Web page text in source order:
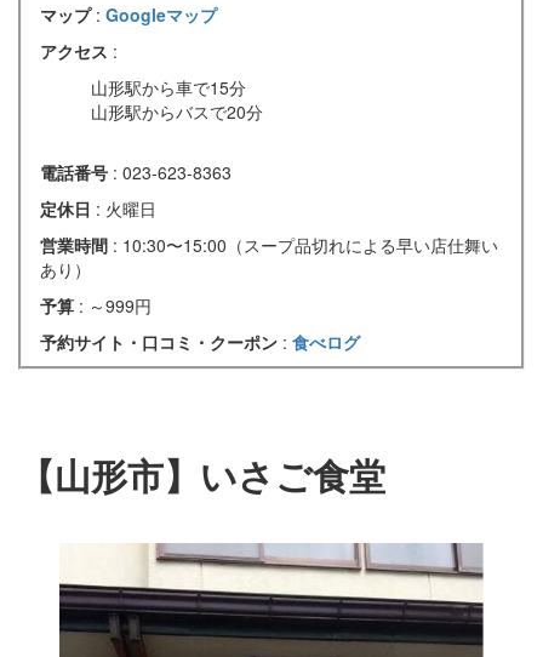
マップ : Googleマップ
アクセス :
山形駅から車で15分
山形駅からバスで20分
電話番号 : 023-623-8363
定休日 : 火曜日
営業時間 : 10:30〜15:00（スープ品切れによる早い店仕舞い
あり）
予算 : ～999円
予約サイト・口コミ・クーポン : 食べログ
【山形市】いさご食堂